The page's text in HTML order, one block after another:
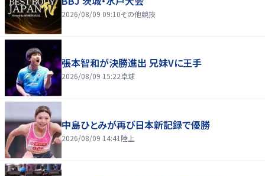
2026/08/09 09:10その他競技
張本智和が決勝進出 兄妹Vに王手
2026/08/09 15:22卓球
中島ひとみが再び日本新記録で優勝
2026/08/09 14:41 陸上